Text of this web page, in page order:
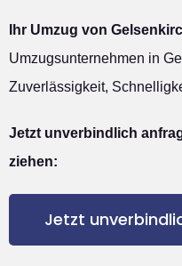
Ihr Umzug von
Umzugsunternehmen in
Zuverlässigkeit,
Jetzt unverbindlich
ziehen:
Jetzt